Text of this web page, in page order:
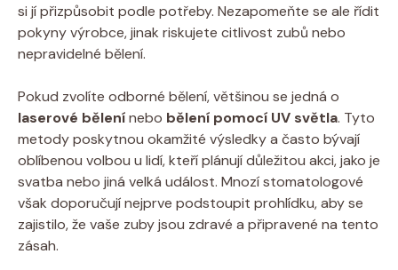
si jí přizpůsobit ⁢podle potřeby. Nezapomeňte se‍ ale řídit
pokyny výrobce, jinak riskujete citlivost zubů nebo
nepravidelné bělení.
Pokud zvolíte odborné bělení, většinou se jedná o
laserové bělenínebo bělení pomocí ⁢UV světla.⁤ Tyto
metody poskytnou ‍okamžité výsledky a často bývají
oblíbenou volbou u lidí,​ kteří plánují důležitou akci, jako je
svatba nebo jiná velká ⁣událost.‍ Mnozí ⁣stomatologové
však doporučují nejprve podstoupit⁢ prohlídku, aby se
⁢zajistilo, ⁢že vaše zuby jsou zdravé a⁤ připravené⁤ na tento
zásah.